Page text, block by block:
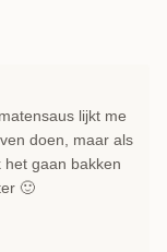
lijkt me
doen, maar als
het gaan bakken
🙂